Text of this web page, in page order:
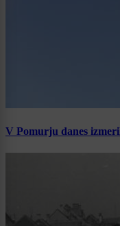
V Pomurju danes